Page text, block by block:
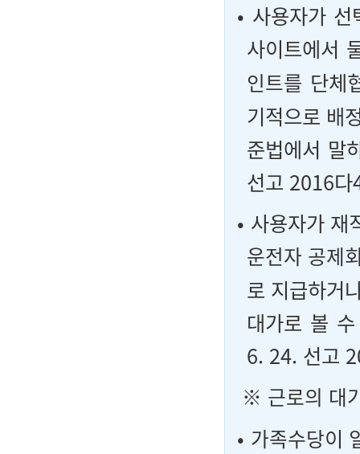
• 사용자가
사이트에서
인트를 단체
기적으로 배
준법에서 말
선고 2016
• 사용자가 재
운전자 공제
로 지급하거
대가로 볼
6. 24. 선고
※ 근로의 대
• 가족수당이